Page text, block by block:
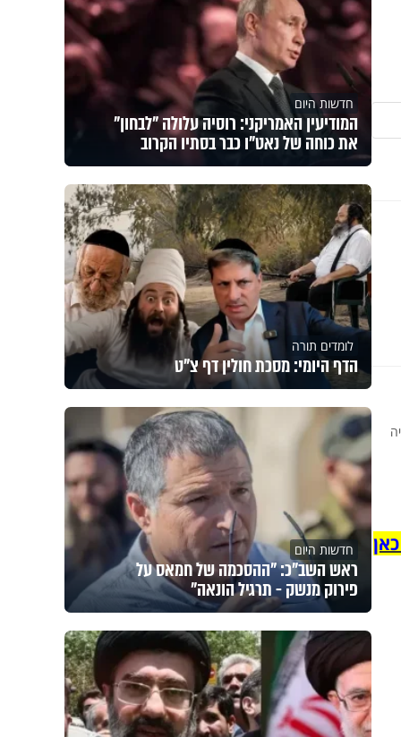
חדשות היום
המודיעין האמריקני: רוסיה עלולה "לבחון"
את כוחה של נאט"ו כבר בסתיו הקרוב
לומדים תורה
הדף היומי: מסכת חולין דף צ"ט
חדשות היום
ראש השב"כ: "ההסכמה של חמאס על
פירוק מנשק - תרגיל הונאה"